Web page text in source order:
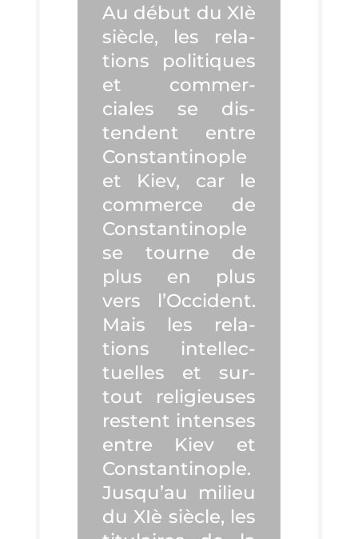
Au début du XIè
siècle, les rela­
tions poli­tiques
et com­mer­
ciales se dis­
tendent entre
Constan­ti­nople
et Kiev, car le
com­merce de
Constan­ti­nople
se tourne de
plus en plus
vers l’Oc­ci­dent.
Mais les rela­
tions intel­lec­
tuelles et sur­
tout reli­gieuses
res­tent intenses
entre Kiev et
Constan­ti­nople.
Jus­qu’au milieu
du XIè siècle, les